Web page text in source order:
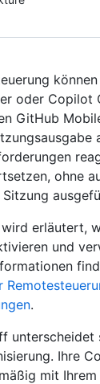
oder Copilot
GitHub
ohne
erläutert,
und
.
unterscheidet
Ihre
mit